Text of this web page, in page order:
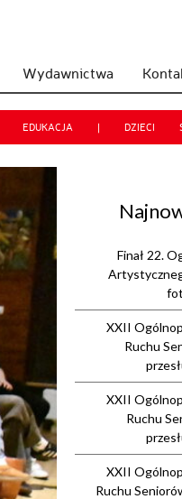
Wydawnictwa
EDUKACJA | DZIECI
Finał 22.
XXII
Ruchu
XXII
Ruchu
XXII
Ruchu